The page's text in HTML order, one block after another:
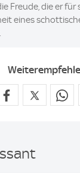
Freude, die er
eines